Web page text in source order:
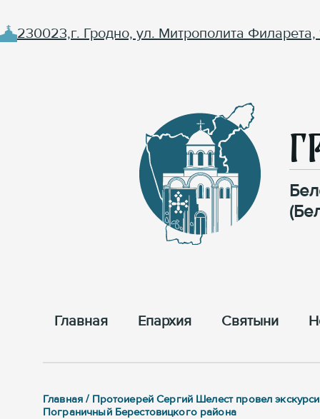
230023,г. Гродно, ул. Митрополита Филарета,
Главная Епархия Cвятыни
Главная / Протоиерей Сергий Шелест провел
Пограничный Берестовицкого района